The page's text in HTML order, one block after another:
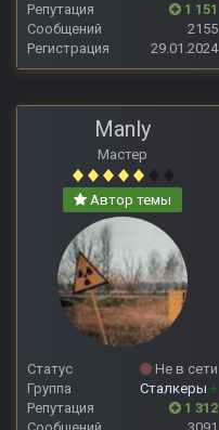
Репутация
1 151
Сообщений
2155
Регистрация
29.01.2024
Manly
Мастер
Автор темы
Статус
Не в сети
Группа
Сталкеры +
Репутация
1 312